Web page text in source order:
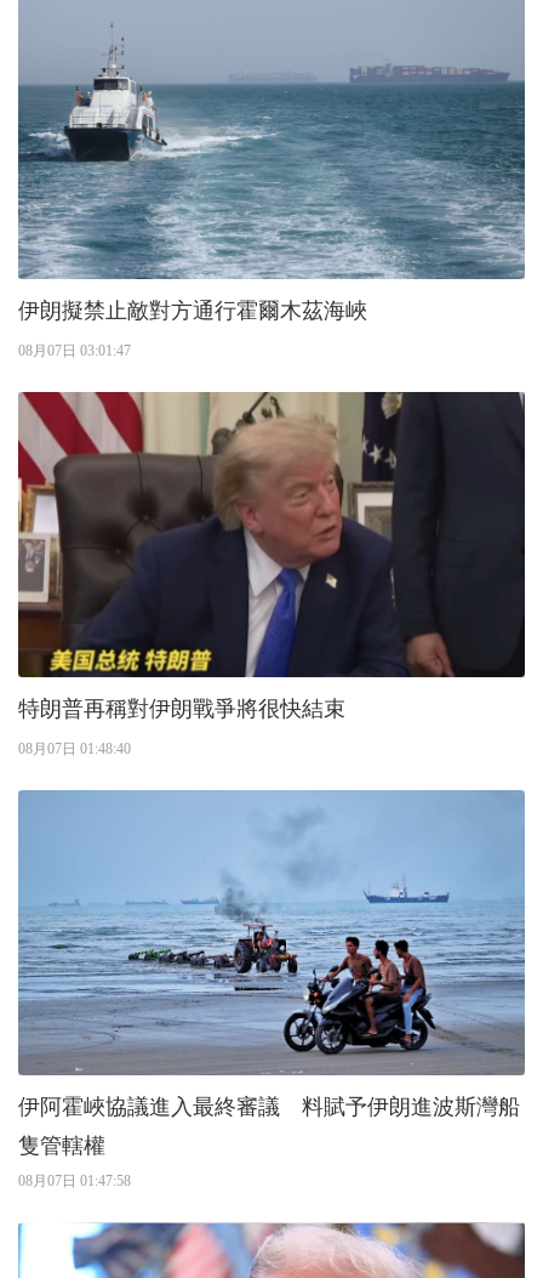
伊朗擬禁止敵對方通行霍爾木茲海峽
08月07日 03:01:47
特朗普再稱對伊朗戰爭將很快結束
08月07日 01:48:40
伊阿霍峽協議進入最終審議 料賦予伊朗進波斯灣船
隻管轄權
08月07日 01:47:58